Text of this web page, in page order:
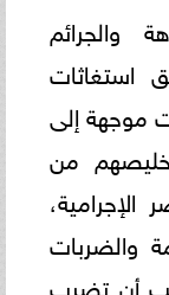
والجرائم
استغاثات
موجهة إلى
من
والضربات
أن تضرب